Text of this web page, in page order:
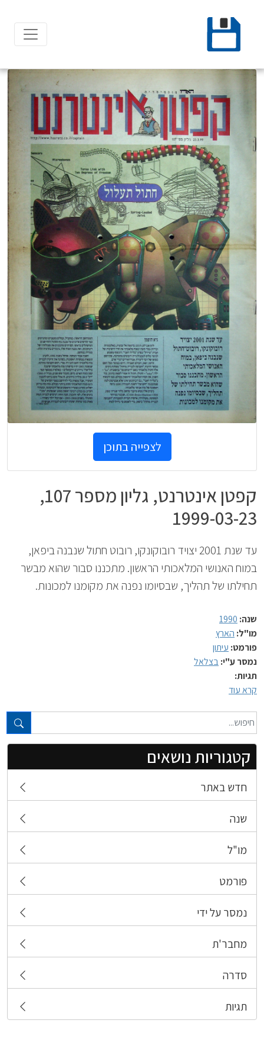
content
טקסט חופשי...
קטגוריות נושאים
חדש באתר
שנה
מו"ל
פורמט
נמסר על ידי
מחבר'ת
סדרה
תגיות
לצפייה בתוכן
קפטן אינטרנט, גליון מספר 107,
1999-03-23
עד שנת 2001 יצויד רובוקונקו, רובוט חתול שנבנה ביפאן,
במוח האנושי המלאכותי הראשון. מתכננו סבור שהוא מבשר
תחילתו של תהליך, שבסיומו נפנה את מקומנו למכונות.
שנה: 1990
מו"ל: הארץ
פורמט: עיתון
נמסר ע"י:בצלאל
תגיות:
קרא עוד